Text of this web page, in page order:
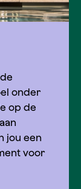
onder
op de
jou een
voor